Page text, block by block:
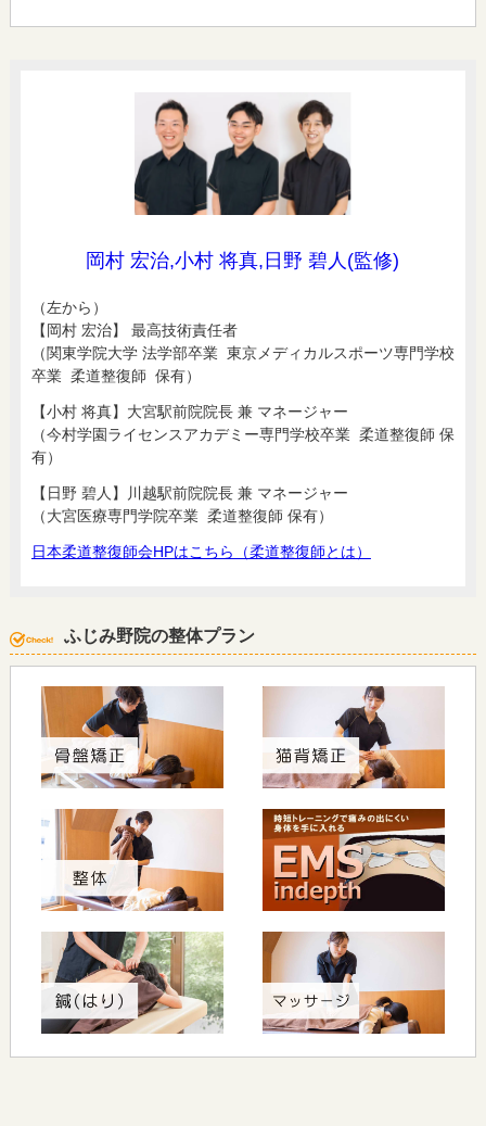
岡村 宏治,小村 将真,日野 碧人(監修)
（左から）
【岡村 宏治】 最高技術責任者
（関東学院大学 法学部卒業 東京メディカルスポーツ専門学校
卒業 柔道整復師 保有）
【小村 将真】大宮駅前院院長 兼 マネージャー
（今村学園ライセンスアカデミー専門学校卒業 柔道整復師 保
有）
【日野 碧人】川越駅前院院長 兼 マネージャー
（大宮医療専門学院卒業 柔道整復師 保有）
日本柔道整復師会HPはこちら（柔道整復師とは）
ふじみ野院の整体プラン